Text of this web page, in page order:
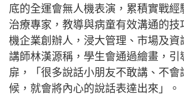
底的全運會無人機表演，累積實戰經
治療專家，教導與病童有效溝通的技
機企業創辦人，浸大管理、市場及資
講師林漢源稱，學生會通過繪畫，引
扉，「很多說話小朋友不敢講、不會
候，就會將內心的說話表達出來」。